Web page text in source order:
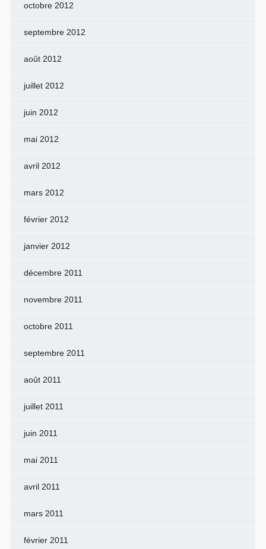
octobre 2012
septembre 2012
août 2012
juillet 2012
juin 2012
mai 2012
avril 2012
mars 2012
février 2012
janvier 2012
décembre 2011
novembre 2011
octobre 2011
septembre 2011
août 2011
juillet 2011
juin 2011
mai 2011
avril 2011
mars 2011
février 2011